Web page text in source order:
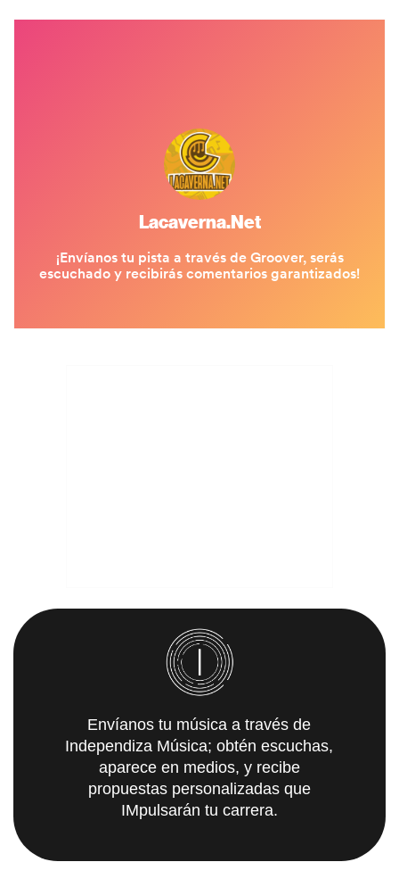
Envíanos tu música a través de
Independiza Música; obtén escuchas,
aparece en medios, y recibe
propuestas personalizadas que
IMpulsarán tu carrera.